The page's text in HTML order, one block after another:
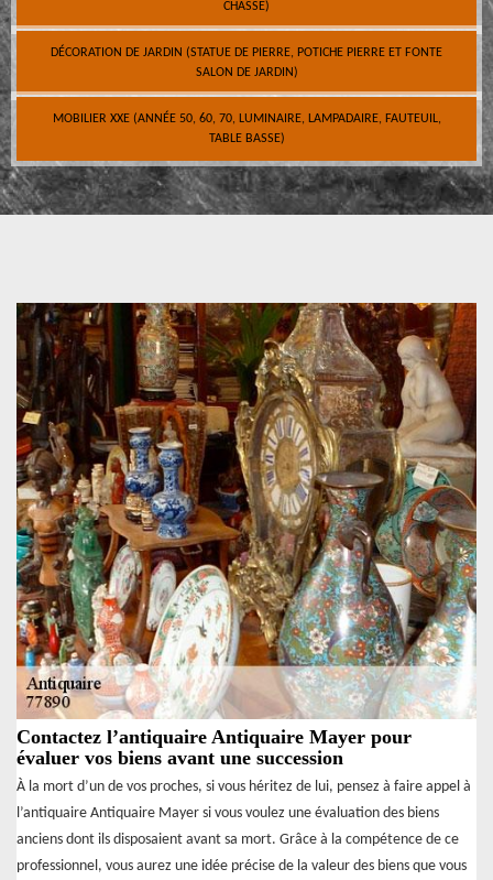
CHASSE)
DÉCORATION DE JARDIN (STATUE DE PIERRE, POTICHE PIERRE ET FONTE
SALON DE JARDIN)
MOBILIER XXE (ANNÉE 50, 60, 70, LUMINAIRE, LAMPADAIRE, FAUTEUIL,
TABLE BASSE)
Contactez l’antiquaire Antiquaire Mayer pour
évaluer vos biens avant une succession
À la mort d’un de vos proches, si vous héritez de lui, pensez à faire appel à
l’antiquaire Antiquaire Mayer si vous voulez une évaluation des biens
anciens dont ils disposaient avant sa mort. Grâce à la compétence de ce
professionnel, vous aurez une idée précise de la valeur des biens que vous